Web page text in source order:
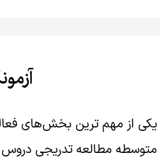
یکی از مهم ترین بخش‌های
متوسطه مطالعه تدریجی دروس